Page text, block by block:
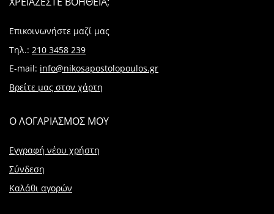
Επικοινωνήστε μαζί μας
Τηλ.: 210 3458 239
E-mail: info@nikosapostolopoulos.gr
Βρείτε μας στον χάρτη
Ο ΛΟΓΑΡΙΑΣΜΟΣ ΜΟΥ
Εγγραφή νέου χρήστη
Σύνδεση
Καλάθι αγορών